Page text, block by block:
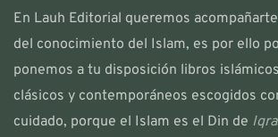
En Lauh Editorial queremos
del conocimiento del Islam, es por ello
ponemos a tu disposición libros
clásicos y contemporáneos escogidos
cuidado, porque el Islam es el Din de Iqra